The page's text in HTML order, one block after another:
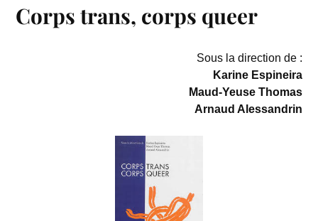
Corps trans, corps queer
Sous la direction de :
Karine Espineira
Maud-Yeuse Thomas
Arnaud Alessandrin